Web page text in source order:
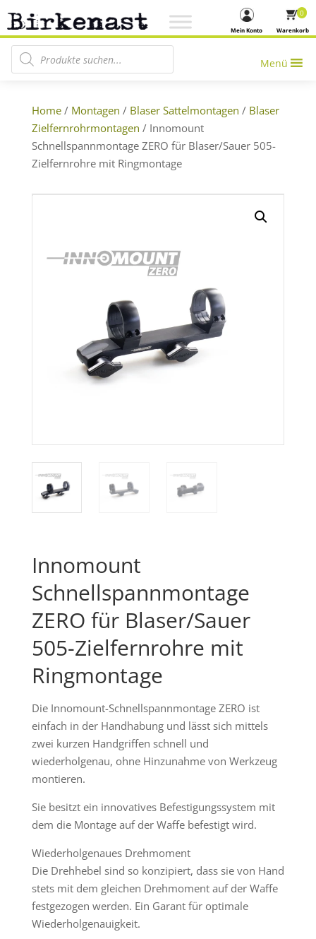
Warenkorb
0
Mein Konto
Products search
Menü
Home/ Montagen / Blaser Sattelmontagen / Blaser
Zielfernrohrmontagen / Innomount
Schnellspannmontage ZERO für Blaser/Sauer 505-
Zielfernrohre mit Ringmontage
Innomount
Schnellspannmontage
ZERO für Blaser/Sauer
505-Zielfernrohre mit
Ringmontage
Die Innomount-Schnellspannmontage ZERO ist
einfach in der Handhabung und lässt sich mittels
zwei kurzen Handgriffen schnell und
wiederholgenau, ohne Hinzunahme von Werkzeug
montieren.
Sie besitzt ein innovatives Befestigungssystem mit
dem die Montage auf der Waffe befestigt wird.
Wiederholgenaues Drehmoment
Die Drehhebel sind so konzipiert, dass sie von Hand
stets mit dem gleichen Drehmoment auf der Waffe
festgezogen werden. Ein Garant für optimale
Wiederholgenauigkeit.